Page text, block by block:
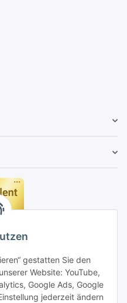
gestatten Sie den
Website: YouTube,
Google Ads, Google
jederzeit ändern